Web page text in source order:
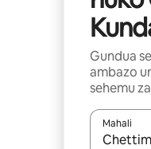
Gundua
ambazo
sehemu
Mahali
Wakati